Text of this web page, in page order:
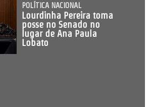
POLÍTICA NACIONAL
Lourdinha Pereira toma
posse no Senado no
lugar de Ana Paula
Lobato